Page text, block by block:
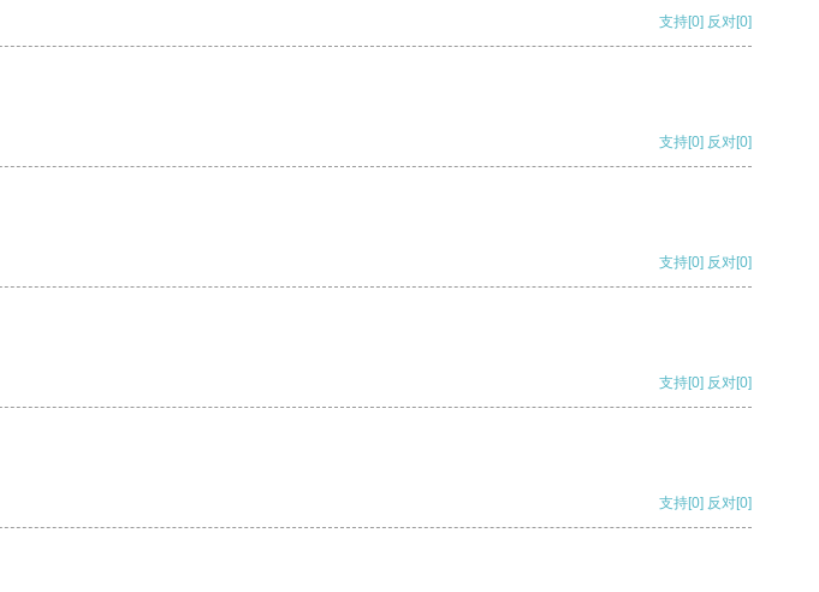
支持[0] 反对[0]
支持[0] 反对[0]
支持[0] 反对[0]
支持[0] 反对[0]
支持[0] 反对[0]